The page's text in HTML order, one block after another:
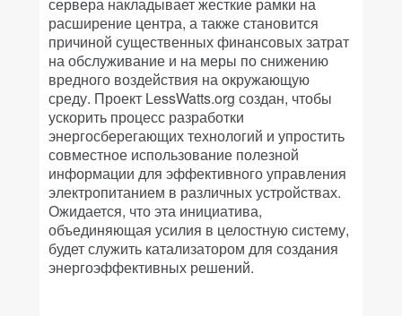
расширение центра, а также становится
причиной существенных финансовых затрат
на обслуживание и на меры по снижению
вредного воздействия на окружающую
среду. Проект LessWatts.org создан, чтобы
ускорить процесс разработки
энергосберегающих технологий и упростить
совместное использование полезной
информации для эффективного управления
электропитанием в различных устройствах.
Ожидается, что эта инициатива,
объединяющая усилия в целостную систему,
будет служить катализатором для создания
энергоэффективных решений.